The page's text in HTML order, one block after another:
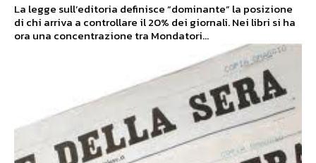
La legge sull’editoria definisce “dominante” la posizione
di chi arriva a controllare il 20% dei giornali. Nei libri si ha
ora una concentrazione tra Mondatori...